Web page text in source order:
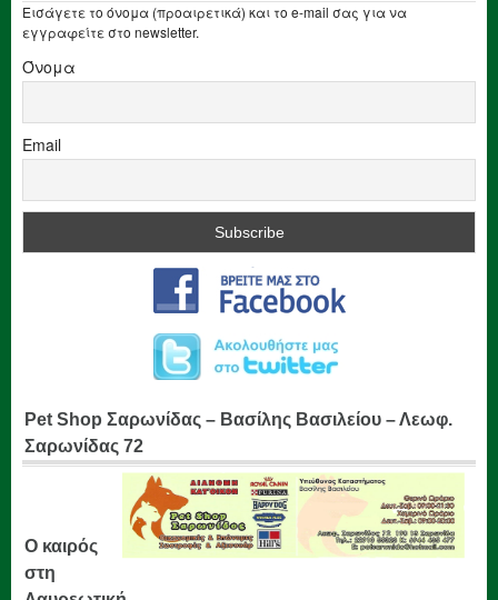
Εισάγετε το όνομα (προαιρετικά) και το e-mail σας για να
εγγραφείτε στο newsletter.
Όνομα
Email
Pet Shop Σαρωνίδας – Βασίλης Βασιλείου – Λεωφ.
Σαρωνίδας 72
Ο καιρός
στη